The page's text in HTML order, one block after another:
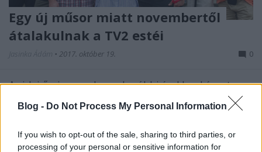
Blog - Do Not Process My Personal Information
If you wish to opt-out of the sale, sharing to third parties, or
processing of your personal or sensitive information for
Egy új műsor miatt novembertől
átalakulnak a TV2 estéi
• 2017. október 19. 0
Az idei őszi szezonban a korábbi évekhez képest
jóval több saját gyártású produkciót készítenek a
magyar tévéadók. Az ősz első "fordulója" a Survivor
véget is ért, hamarosan azonban újabb kör veszi
kezdetét. Novembertől ugyanis egy új napi reality…